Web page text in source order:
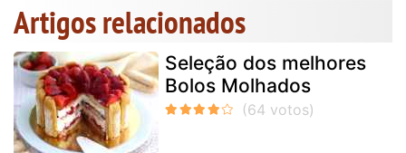
Artigos relacionados
Seleção dos melhores
Bolos Molhados